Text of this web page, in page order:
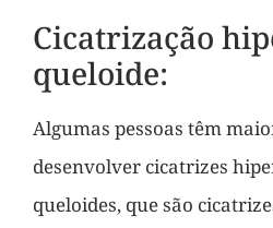
Cicatrização
queloide:
Algumas pessoas têm
desenvolver cicatrizes
queloides, que são